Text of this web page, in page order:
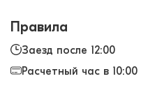
Правила
Заезд после 12:00
Расчетный час в 10:00